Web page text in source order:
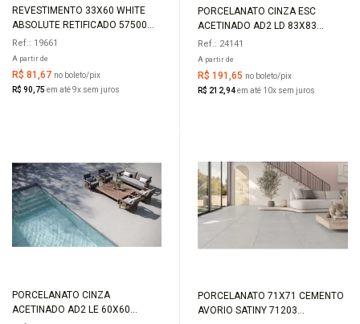
COMPRAR
REVESTIMENTO 33X60 WHITE
ABSOLUTE RETIFICADO 57500
LUX EMBRAMACO
Ref.: 19661
A partir de
R$ 81,67 no boleto/pix
R$ 90,75 em até 9x sem juros
COMPRAR
PORCELANATO CINZA ESC
ACETINADO AD2 LD 83X83
DISTRICT GRAY PLUS 83027
Ref.: 24141
A partir de
R$ 191,65 no boleto/pix
R$ 212,94em até 10x sem juros
COMPRAR
PORCELANATO CINZA
ACETINADO AD2 LE 60X60
COMPRAR
PORCELANATO 71X71 CEMENTO
AVORIO SATINY 71203